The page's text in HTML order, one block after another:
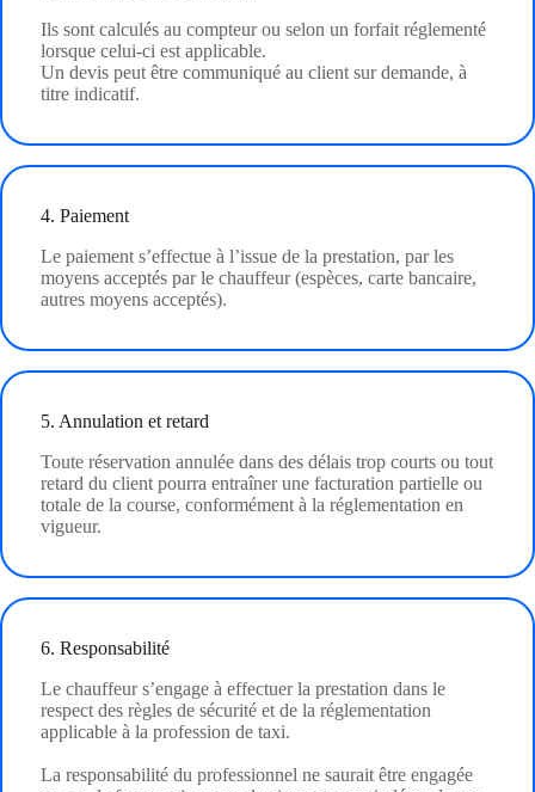
Ils sont calculés au compteur ou selon un forfait réglementé
lorsque celui-ci est applicable.
Un devis peut être communiqué au client sur demande, à
titre indicatif.
4. Paiement
Le paiement s’effectue à l’issue de la prestation, par les
moyens acceptés par le chauffeur (espèces, carte bancaire,
autres moyens acceptés).
5. Annulation et retard
Toute réservation annulée dans des délais trop courts ou tout
retard du client pourra entraîner une facturation partielle ou
totale de la course, conformément à la réglementation en
vigueur.
6. Responsabilité
Le chauffeur s’engage à effectuer la prestation dans le
respect des règles de sécurité et de la réglementation
applicable à la profession de taxi.
La responsabilité du professionnel ne saurait être engagée